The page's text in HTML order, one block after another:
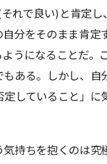
れで良い)と肯定し
分をそのまま肯定
うになることだ。
ある。しかし、自
していること」に
持ちを抱くのは究